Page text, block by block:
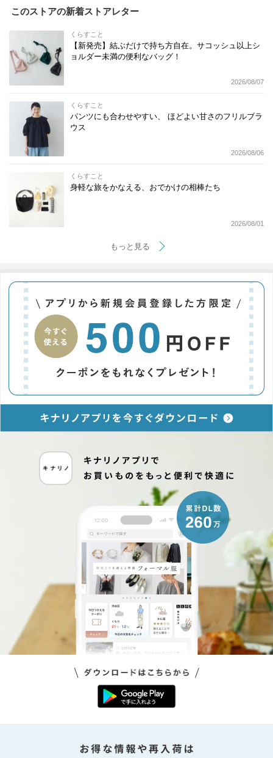
このストアの新着ストアレター
くらすこと
【新発売】結ぶだけで持ち方自在。サコッシュ以上シ
ョルダー未満の便利なバッグ！
2026/08/07
くらすこと
パンツにも合わせやすい、 ほどよい甘さのフリルブラ
ウス
2026/08/06
くらすこと
身軽な旅をかなえる、おでかけの相棒たち
2026/08/01
もっと見る